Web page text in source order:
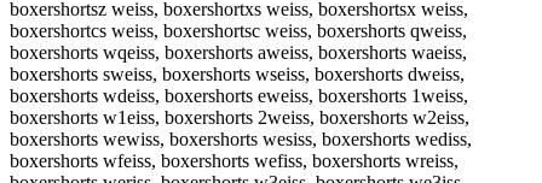
boxershortsz weiss, boxershortxs weiss, boxershortsx weiss,
boxershortcs weiss, boxershortsc weiss, boxershorts qweiss,
boxershorts wqeiss, boxershorts aweiss, boxershorts waeiss,
boxershorts sweiss, boxershorts wseiss, boxershorts dweiss,
boxershorts wdeiss, boxershorts eweiss, boxershorts 1weiss,
boxershorts w1eiss, boxershorts 2weiss, boxershorts w2eiss,
boxershorts wewiss, boxershorts wesiss, boxershorts wediss,
boxershorts wfeiss, boxershorts wefiss, boxershorts wreiss,